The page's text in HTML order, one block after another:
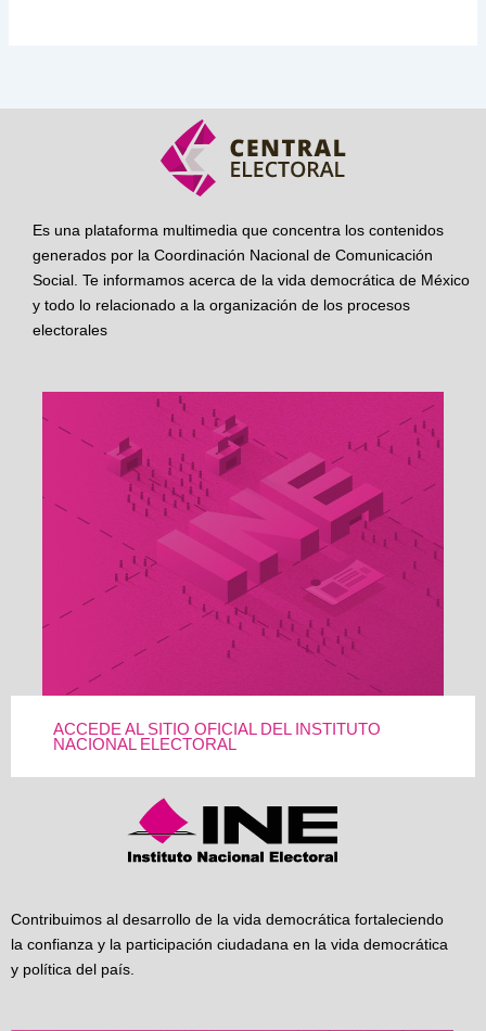
Es una plataforma multimedia que concentra los contenidos
generados por la Coordinación Nacional de Comunicación
Social. Te informamos acerca de la vida democrática de México
y todo lo relacionado a la organización de los procesos
electorales
ACCEDE AL SITIO OFICIAL DEL INSTITUTO
NACIONAL ELECTORAL
Contribuimos al desarrollo de la vida democrática fortaleciendo
la confianza y la participación ciudadana en la vida democrática
y política del país.